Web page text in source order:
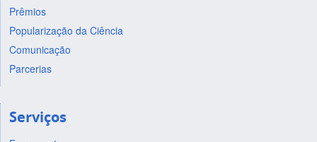
Prêmios
Popularização da Ciência
Comunicação
Parcerias
Serviços